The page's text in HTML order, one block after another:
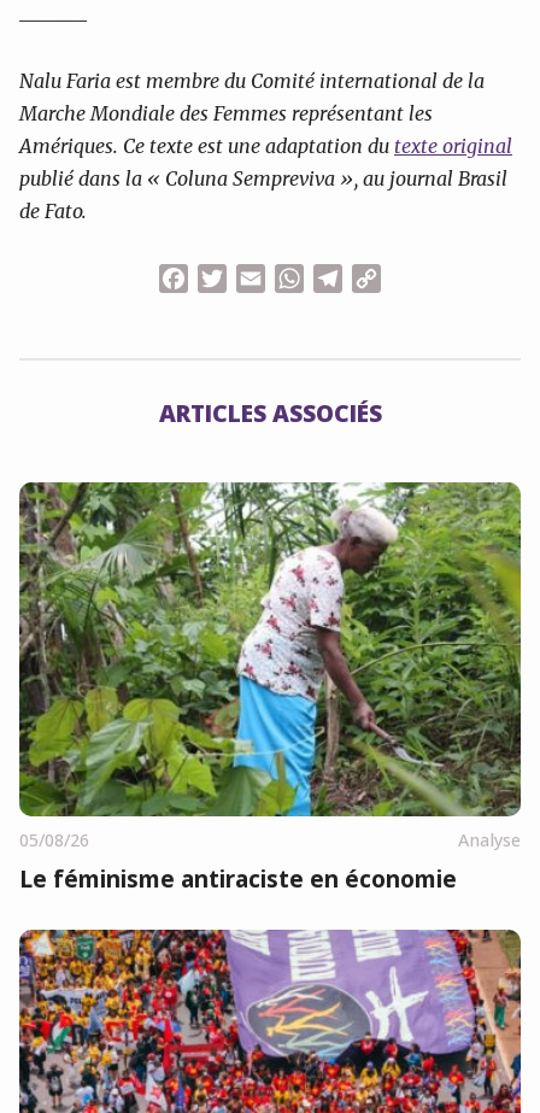
Nalu Faria est membre du Comité international de la
Marche Mondiale des Femmes représentant les
Amériques. Ce texte est une adaptation du texte original
publié dans la « Coluna Sempreviva », au journal Brasil
de Fato.
FacebookTwitterEmailWhatsApp
Telegram
ARTICLES ASSOCIÉS
05/08/26 Analyse
Le féminisme antiraciste en économie